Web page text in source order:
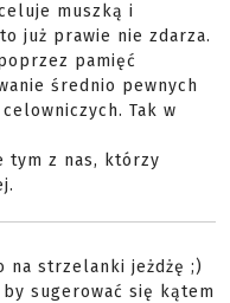
muszką i
już prawie nie zdarza.
pamięć
średnio pewnych
Tak w
tym z nas, którzy
na strzelanki jeżdżę ;)
sugerować się kątem